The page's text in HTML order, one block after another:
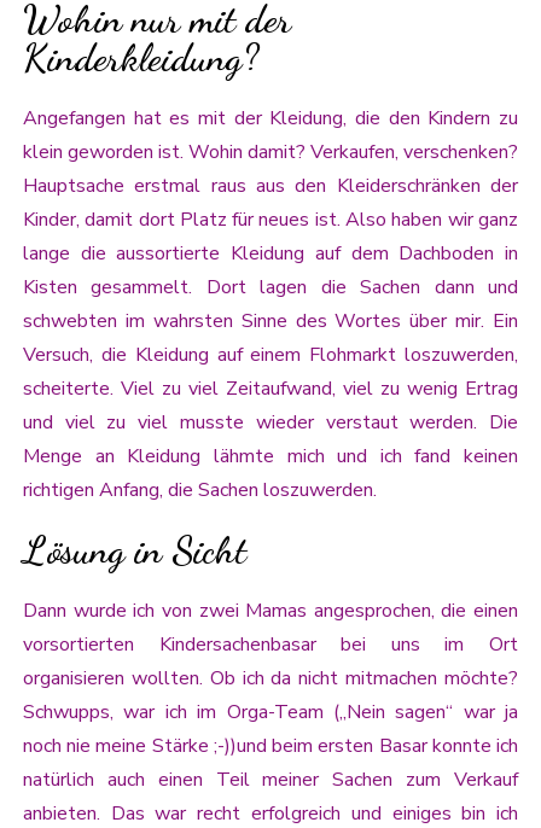
Wohin nur mit der
Kinderkleidung?
Angefangen hat es mit der Kleidung, die den Kindern zu
klein geworden ist. Wohin damit? Verkaufen, verschenken?
Hauptsache erstmal raus aus den Kleiderschränken der
Kinder, damit dort Platz für neues ist. Also haben wir ganz
lange die aussortierte Kleidung auf dem Dachboden in
Kisten gesammelt. Dort lagen die Sachen dann und
schwebten im wahrsten Sinne des Wortes über mir. Ein
Versuch, die Kleidung auf einem Flohmarkt loszuwerden,
scheiterte. Viel zu viel Zeitaufwand, viel zu wenig Ertrag
und viel zu viel musste wieder verstaut werden. Die
Menge an Kleidung lähmte mich und ich fand keinen
richtigen Anfang, die Sachen loszuwerden.
Lösung in Sicht
Dann wurde ich von zwei Mamas angesprochen, die einen
vorsortierten Kindersachenbasar bei uns im Ort
organisieren wollten. Ob ich da nicht mitmachen möchte?
Schwupps, war ich im Orga-Team („Nein sagen“ war ja
noch nie meine Stärke ;-))und beim ersten Basar konnte ich
natürlich auch einen Teil meiner Sachen zum Verkauf
anbieten. Das war recht erfolgreich und einiges bin ich